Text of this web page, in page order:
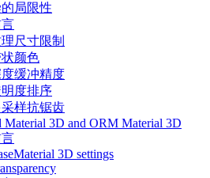
局限性
尺寸限制
颜色
缓冲精度
度排序
采样抗锯齿
Material 3D and ORM Material 3D
3D settings